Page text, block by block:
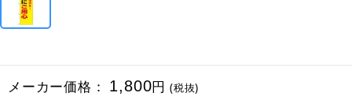
メーカー価格： 1,800円(税抜)